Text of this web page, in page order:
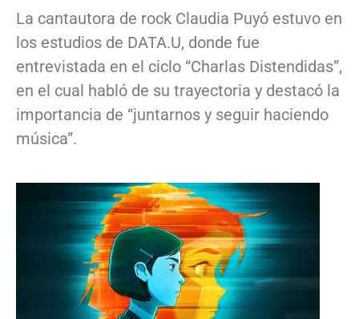
La cantautora de rock Claudia Puyó estuvo en
los estudios de DATA.U, donde fue
entrevistada en el ciclo “Charlas Distendidas”,
en el cual habló de su trayectoria y destacó la
importancia de “juntarnos y seguir haciendo
música”.